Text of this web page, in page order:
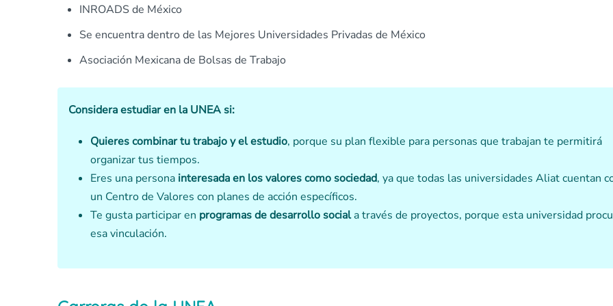
INROADS de México
Se encuentra dentro de las Mejores Universidades Privadas de México
Asociación Mexicana de Bolsas de Trabajo
Considera estudiar en la UNEA si:
Quieres combinar tu trabajo y el estudio, porque su plan flexible para personas que trabajan te permitirá
organizar tus tiempos.
Eres una persona interesada en los valores como sociedad, ya que todas las universidades Aliat cuentan
un Centro de Valores con planes de acción específicos.
Te gusta participar en programas de desarrollo sociala través de proyectos, porque esta universidad
esa vinculación.